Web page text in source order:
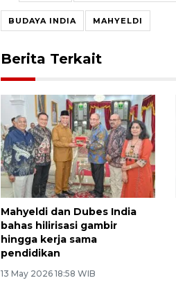
BUDAYA INDIA MAHYELDI
Berita Terkait
Mahyeldi dan Dubes India
bahas hilirisasi gambir
hingga kerja sama
pendidikan
13 May 2026 18:58 WIB